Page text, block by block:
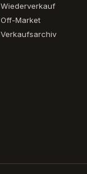
Wiederverkauf
Off-Market
Verkaufsarchiv